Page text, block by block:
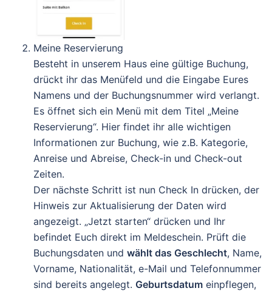
Meine Reservierung
Besteht in unserem Haus eine gültige Buchung,
drückt ihr das Menüfeld und die Eingabe Eures
Namens und der Buchungsnummer wird verlangt.
Es öffnet sich ein Menü mit dem Titel „Meine
Reservierung“. Hier findet ihr alle wichtigen
Informationen zur Buchung, wie z.B. Kategorie,
Anreise und Abreise, Check-in und Check-out
Zeiten.
Der nächste Schritt ist nun Check In drücken, der
Hinweis zur Aktualisierung der Daten wird
angezeigt. „Jetzt starten“ drücken und Ihr
befindet Euch direkt im Meldeschein. Prüft die
Buchungsdaten und wählt das Geschlecht, Name,
Vorname, Nationalität, e-Mail und Telefonnummer
sind bereits angelegt. Geburtsdatum einpflegen,